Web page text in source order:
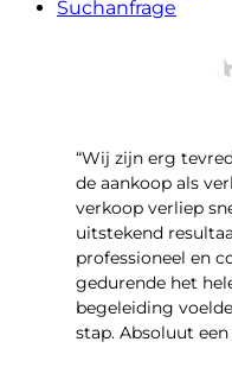
Suchanfrage
“Wij zijn erg
de aankoop als
verkoop verliep
uitstekend
professioneel en
gedurende het
begeleiding
stap. Absoluut een